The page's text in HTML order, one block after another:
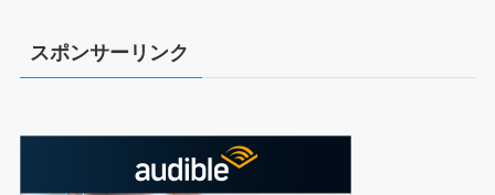
スポンサーリンク